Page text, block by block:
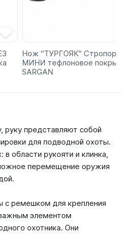
Нож "ТУРГОЯК"
МИНИ тефлоновое
SARGAN
руку представляют собой
для подводной охоты.
области рукояти и клинка,
перемещение оружия
ремешком для крепления
элементом
охотника. Они